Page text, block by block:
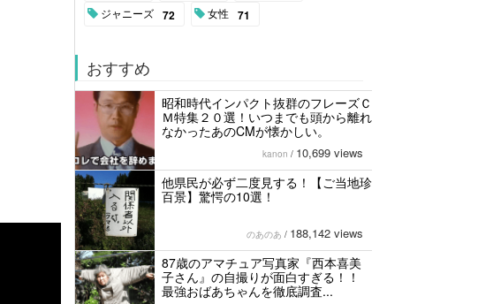
ジャニーズ 72 女性 71
おすすめ
昭和時代インパクト抜群のフレーズＣ
Ｍ特集２０選！いつまでも頭から離れ
なかったあのCMが懐かしい。
kanon / 10,699 views
他県民が必ず二度見する！【ご当地珍
百景】驚愕の10選！
のあのあ / 188,142 views
87歳のアマチュア写真家『西本喜美
子さん』の自撮りが面白すぎる！！
最強おばあちゃんを徹底調査...